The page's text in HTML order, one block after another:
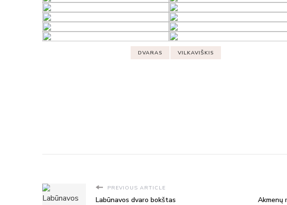
DVARAS VILKAVIŠKIS
PREVIOUS ARTICLE
Labūnavos dvaro bokštas
Akmenų